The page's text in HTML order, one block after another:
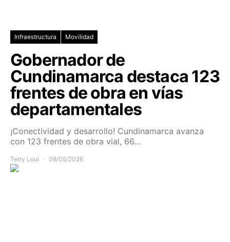
Infraestructura Movilidad
Gobernador de
Cundinamarca destaca 123
frentes de obra en vías
departamentales
¡Conectividad y desarrollo! Cundinamarca avanza
con 123 frentes de obra vial, 66…
Terry Loui 08/05/2026